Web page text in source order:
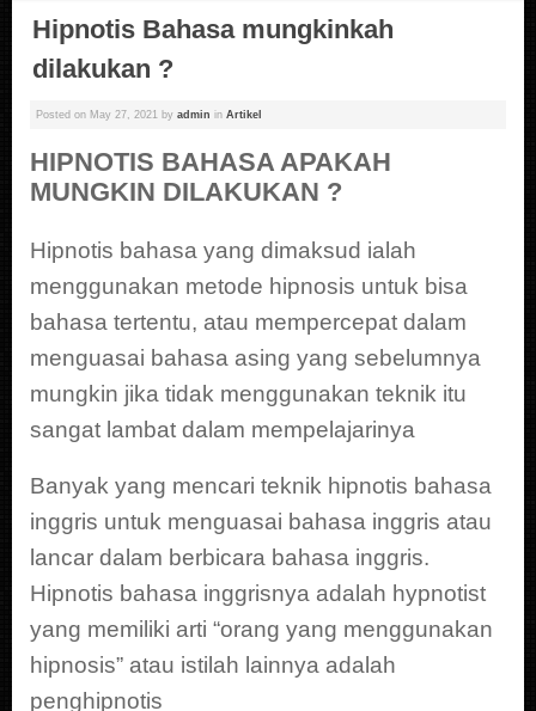
Hipnotis Bahasa mungkinkah
dilakukan ?
Posted on May 27, 2021 by admin in Artikel
HIPNOTIS BAHASA APAKAH
MUNGKIN DILAKUKAN ?
Hipnotis bahasa yang dimaksud ialah
menggunakan metode hipnosis untuk bisa
bahasa tertentu, atau mempercepat dalam
menguasai bahasa asing yang sebelumnya
mungkin jika tidak menggunakan teknik itu
sangat lambat dalam mempelajarinya
Banyak yang mencari teknik hipnotis bahasa
inggris untuk menguasai bahasa inggris atau
lancar dalam berbicara bahasa inggris.
Hipnotis bahasa inggrisnya adalah hypnotist
yang memiliki arti “orang yang menggunakan
hipnosis” atau istilah lainnya adalah
penghipnotis